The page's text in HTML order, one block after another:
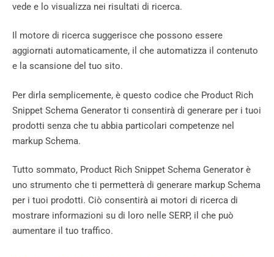
vede e lo visualizza nei risultati di ricerca.
Il motore di ricerca suggerisce che possono essere
aggiornati automaticamente, il che automatizza il contenuto
e la scansione del tuo sito.
Per dirla semplicemente, è questo codice che Product Rich
Snippet Schema Generator ti consentirà di generare per i tuoi
prodotti senza che tu abbia particolari competenze nel
markup Schema.
Tutto sommato, Product Rich Snippet Schema Generator è
uno strumento che ti permetterà di generare markup Schema
per i tuoi prodotti. Ciò consentirà ai motori di ricerca di
mostrare informazioni su di loro nelle SERP, il che può
aumentare il tuo traffico.